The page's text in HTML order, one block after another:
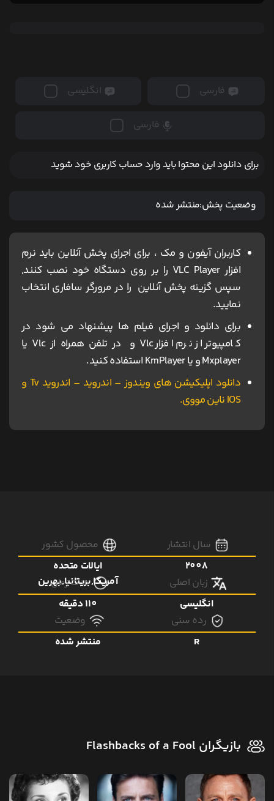
فارسی انگلیسی
فارسی
برای دانلود این محتوا باید وارد حساب کاربری خود شوید
وضعیت پخش:منتشر شده
کاربران آیفون و مک ، برای اجرای پخش آنلاین باید نرم
افزار VLC Player را بر روی دستگاه خود نصب کنند,
سپس گزینه پخش آنلاین را در مرورگر سافاری انتخاب
نمایید.
برای دانلود و اجرای فیلم ها پیشنهاد می شود در
کامپیوتر از نرم افزار Vlc و در تلفن همراه از Vlc یا
Mxplayer و یا KmPlayer استفاده کنید.
دانلود اپلیکیشن های ویندوز – اندروید – اندروید Tv و
IOS ناین مووی.
سال انتشار
2008
محصول کشور
ایالات متحده
آمریکا,بریتانیا,بهرین
زبان اصلی
انگلیسی
مدت زمان
110 دقیقه
رده سنی
R
وضعیت
منتشر شده
بازیگران Flashbacks of a Fool